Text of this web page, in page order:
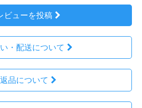
ビューを投稿
・配送について
返品について